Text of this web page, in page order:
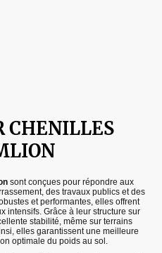
CHENILLES
sont conçues pour répondre aux
des travaux publics et des
et performantes, elles offrent
intensifs. Grâce à leur structure sur
stabilité, même sur terrains
elles garantissent une meilleure
optimale du poids au sol.